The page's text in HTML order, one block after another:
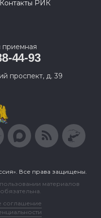
Контакты РИК
44-93
проспект, д. 39
Все права защищены.
материалов
соглашение